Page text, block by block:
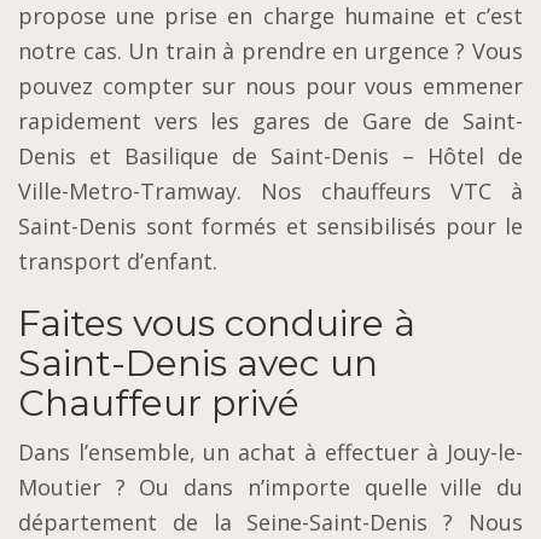
propose une prise en charge humaine et c’est
notre cas. Un train à prendre en urgence ? Vous
pouvez compter sur nous pour vous emmener
rapidement vers les gares de Gare de Saint-
Denis et Basilique de Saint-Denis – Hôtel de
Ville-Metro-Tramway. Nos chauffeurs VTC à
Saint-Denis sont formés et sensibilisés pour le
transport d’enfant.
Faites vous conduire à
Saint-Denis avec un
Chauffeur privé
Dans l’ensemble, un achat à effectuer à Jouy-le-
Moutier ? Ou dans n’importe quelle ville du
département de la Seine-Saint-Denis ? Nous